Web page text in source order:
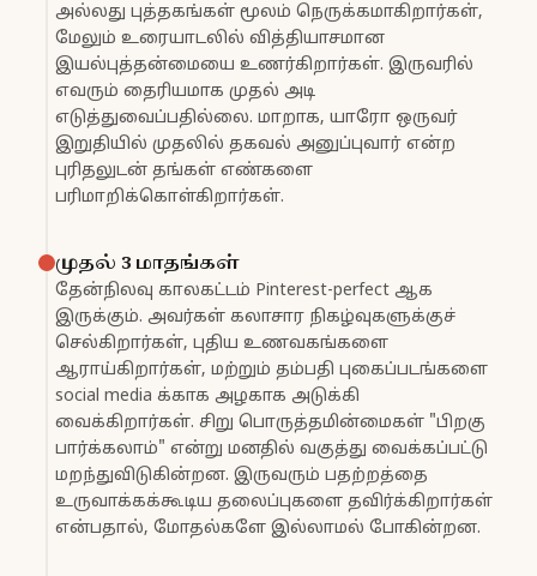
அல்லது புத்தகங்கள் மூலம் நெருக்கமாகிறார்கள்,
மேலும் உரையாடலில் வித்தியாசமான
இயல்புத்தன்மையை உணர்கிறார்கள். இருவரில்
எவரும் தைரியமாக முதல் அடி
எடுத்துவைப்பதில்லை. மாறாக, யாரோ ஒருவர்
இறுதியில் முதலில் தகவல் அனுப்புவார் என்ற
புரிதலுடன் தங்கள் எண்களை
பரிமாறிக்கொள்கிறார்கள்.
முதல் 3 மாதங்கள்
தேன்நிலவு காலகட்டம் Pinterest-perfect ஆக
இருக்கும். அவர்கள் கலாசார நிகழ்வுகளுக்குச்
செல்கிறார்கள், புதிய உணவகங்களை
ஆராய்கிறார்கள், மற்றும் தம்பதி புகைப்படங்களை
social media க்காக அழகாக அடுக்கி
வைக்கிறார்கள். சிறு பொருத்தமின்மைகள் "பிறகு
பார்க்கலாம்" என்று மனதில் வகுத்து வைக்கப்பட்டு
மறந்துவிடுகின்றன. இருவரும் பதற்றத்தை
உருவாக்கக்கூடிய தலைப்புகளை தவிர்க்கிறார்கள்
என்பதால், மோதல்களே இல்லாமல் போகின்றன.